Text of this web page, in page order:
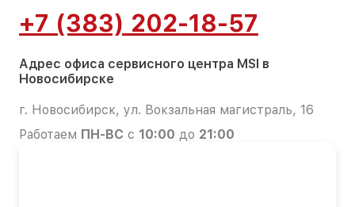
+7 (383) 202-18-57
Адрес офиса сервисного центра MSI в
Новосибирске
г. Новосибирск, ул. Вокзальная магистраль, 16
Работаем ПН-ВС с 10:00 до 21:00